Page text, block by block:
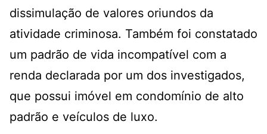
dissimulação de valores oriundos da
atividade criminosa. Também foi constatado
um padrão de vida incompatível com a
renda declarada por um dos investigados,
que possui imóvel em condomínio de alto
padrão e veículos de luxo.